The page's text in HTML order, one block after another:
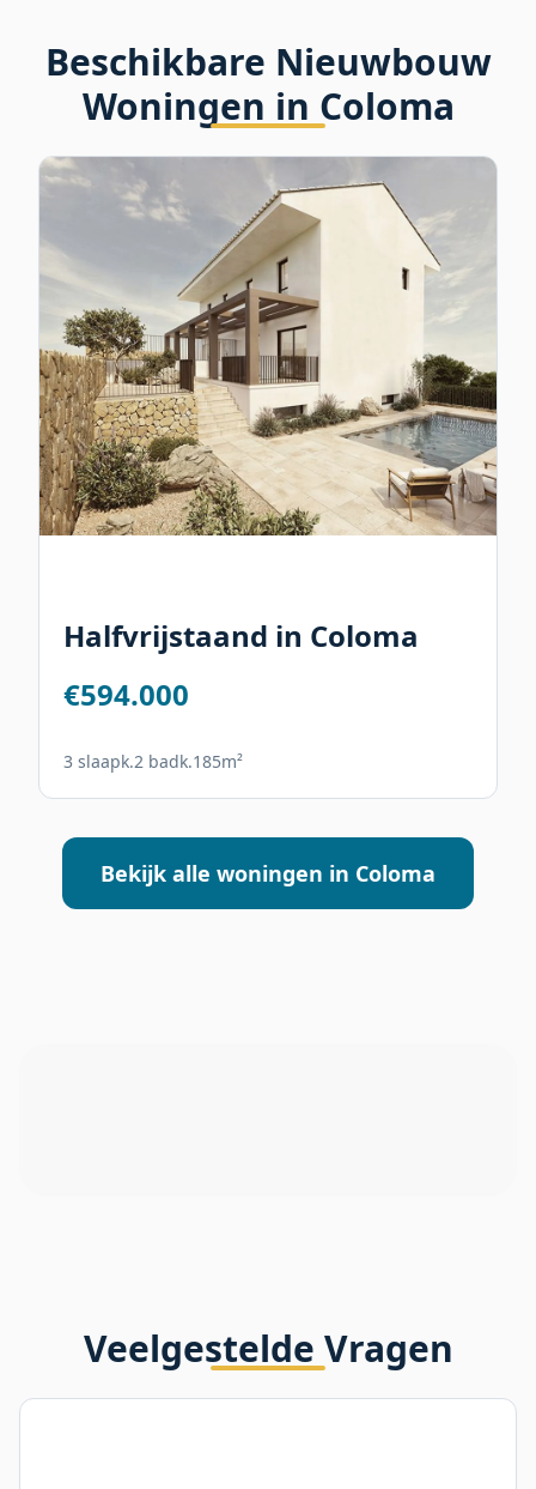
Beschikbare Nieuwbouw
Woningen in Coloma
Halfvrijstaand in Coloma
€594.000
3 slaapk.2 badk.185m²
Bekijk alle woningen in Coloma
Veelgestelde Vragen